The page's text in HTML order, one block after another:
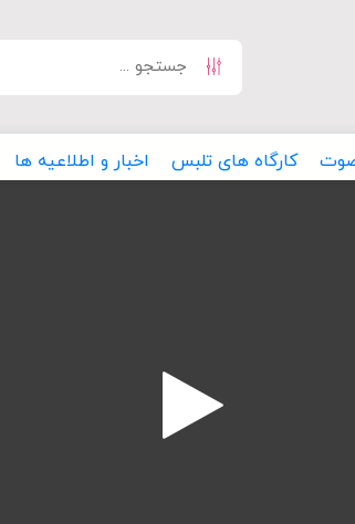
کارگاه های تلبس اخبار و اطلاعیه ها